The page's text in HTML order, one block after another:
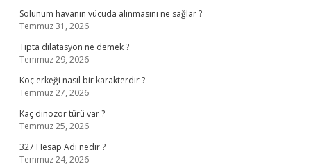
Solunum havanın vücuda alınmasını ne sağlar ?
Temmuz 31, 2026
Tıpta dilatasyon ne demek ?
Temmuz 29, 2026
Koç erkeği nasıl bir karakterdir ?
Temmuz 27, 2026
Kaç dinozor türü var ?
Temmuz 25, 2026
327 Hesap Adı nedir ?
Temmuz 24, 2026